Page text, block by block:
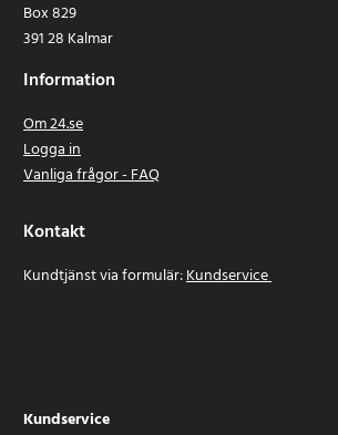
Box 829
391 28 Kalmar
Information
Om 24.se
Logga in
Vanliga frågor - FAQ
Kontakt
Kundtjänst via formulär:Kundservice
Kundservice